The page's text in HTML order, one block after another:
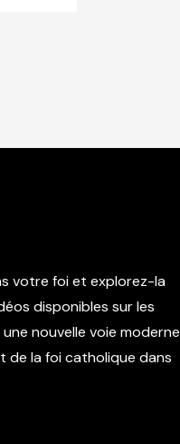
votre foi et explorez-la
disponibles sur les
nouvelle voie moderne
de la foi catholique dans